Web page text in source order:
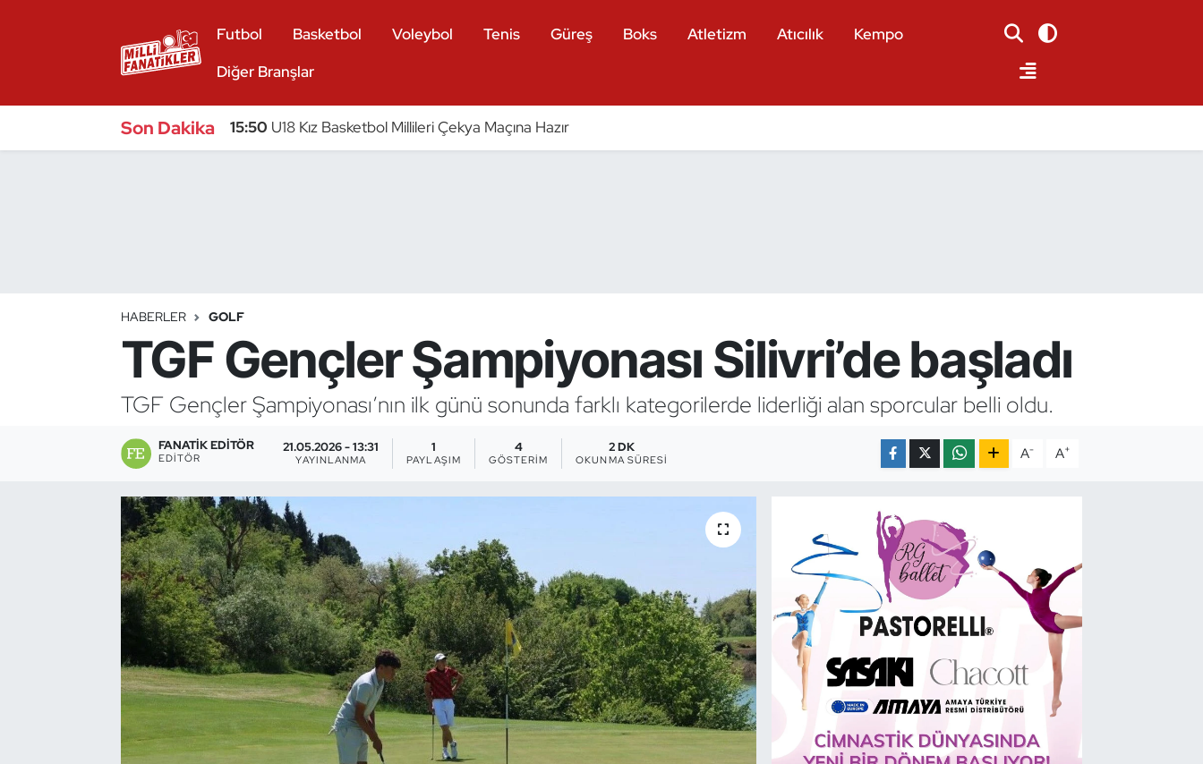
Futbol Basketbol Voleybol Tenis Güreş Boks Atletizm Atıcılık
Kempo
Diğer Branşlar
Son Dakika 15:50 U18 Kız Basketbol Millileri Çekya Maçına Hazır
HABERLER GOLF
TGF Gençler Şampiyonası Silivri’de başladı
TGF Gençler Şampiyonası’nın ilk günü sonunda farklı kategorilerde liderliği alan sporcular belli oldu.
FANATIK EDITÖR
EDITÖR
21.05.2026 - 13:31
YAYINLANMA
1
PAYLAŞIM
4
GÖSTERIM
2 DK
OKUNMA SÜRESI A- A+
Buz Hokeyi
Buz Pateni
Çim Hokeyi